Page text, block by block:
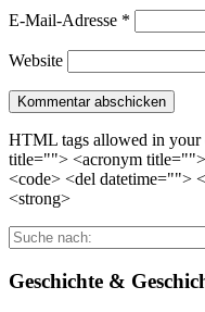
E-Mail-Adresse *
Website
HTML tags allowed in
title=""> <acronym
<code> <del datetime="">
<strong>
Suche
nach:
Geschichte &